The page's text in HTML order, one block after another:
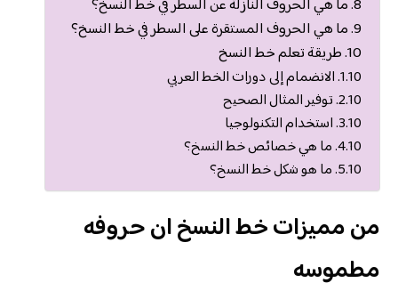
ما هي الحروف النازلة عن السطر في خط النسخ؟
ما هي الحروف المستقرة على السطر في خط النسخ؟
طريقة تعلم خط النسخ
الانضمام إلى دورات الخط العربي
توفير المثال الصحيح
استخدام التكنولوجيا
ما هي خصائص خط النسخ؟
ما هو شكل خط النسخ؟
من مميزات خط النسخ ان حروفه
مطموسه